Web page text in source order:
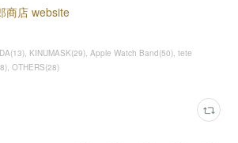
商店 website
(13) KINUMASK(29) Apple Watch Band(50) tete
) OTHERS(28)